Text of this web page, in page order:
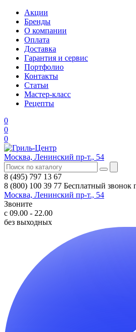
Акции
Бренды
О компании
Оплата
Доставка
Гарантия и сервис
Портфолио
Контакты
Статьи
Мастер-класс
Рецепты
0
0
0
Москва, Ленинский пр-т., 54
8 (495) 797 13 67
8 (800) 100 39 77 Бесплатный звонок
Москва, Ленинский пр-т., 54
Звоните
с 09.00 - 22.00
без выходных